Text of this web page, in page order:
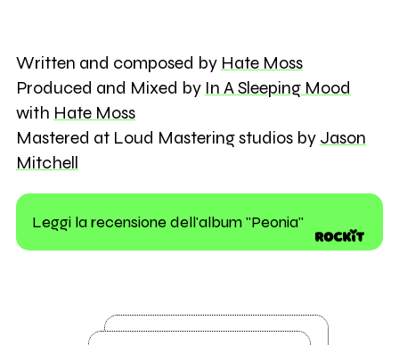
Written and composed by Hate Moss
Produced and Mixed by In A Sleeping Mood
with Hate Moss
Mastered at Loud Mastering studios by Jason
Mitchell
Leggi la recensione dell'album "Peonia"